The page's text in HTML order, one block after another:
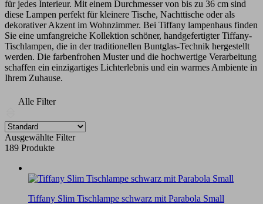
für jedes Interieur. Mit einem Durchmesser von bis zu 36 cm sind
diese Lampen perfekt für kleinere Tische, Nachttische oder als
dekorativer Akzent im Wohnzimmer. Bei Tiffany lampenhaus finden
Sie eine umfangreiche Kollektion schöner, handgefertigter Tiffany-
Tischlampen, die in der traditionellen Buntglas-Technik hergestellt
werden. Die farbenfrohen Muster und die hochwertige Verarbeitung
schaffen ein einzigartiges Lichterlebnis und ein warmes Ambiente in
Ihrem Zuhause.
Alle Filter
Ausgewählte Filter
189 Produkte
Tiffany Slim Tischlampe schwarz mit Parabola Small